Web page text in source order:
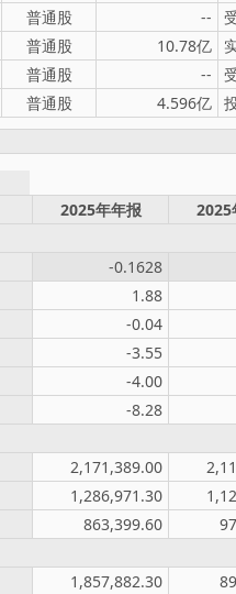
普通股 --
普通股 10.78亿
普通股 --
普通股 4.596亿
2025年年报 2025
-0.1628
1.88
-0.04
-3.55
-4.00
-8.28
2,171,389.00
1,286,971.30
863,399.60
1,857,882.30